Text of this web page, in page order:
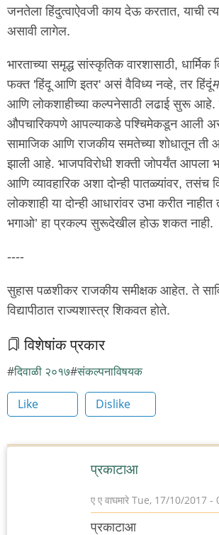
जनतेला हिंदुत्वाऐवजी काय देऊ करतात, याची
असावी लागेल.
भारताच्या समृद्ध सांस्कृतिक वारशासाठी, धार्मिक
फक्त 'हिंदू आणि इतर' असं वैविध्य नव्हे, तर हिंदूं
आणि लोकशाहीच्या कल्पनेसाठी लढाई सुरू आहे.
औपचारिकपणे आपल्याकडे पश्चिमेकडून आली
सामाजिक आणि राजकीय समतेच्या शोधातून ती
झाली आहे. भाजपविरोधी शक्ती जोपर्यंत आपला
आणि व्यावहारिक अशा दोन्ही पातळ्यांवर, तसंच
लोकशाही या दोन्ही आधारांवर उभा करीत नाहीत
भगाओ’ हा प्रकल्प सुरूदेखील होऊ शकत नाही.
----
सुहास पळशीकर राजकीय समीक्षक आहेत. ते
विद्यापीठात राज्यशास्त्र शिकवत होते.
विशेषांक प्रकार
दिवाळी २०१७ संकल्पनाविषयक
Like Dislike
प्रकाटाआ
ए ए वाघमारे Tue, 17/10/2017 -
प्रकाटाआ